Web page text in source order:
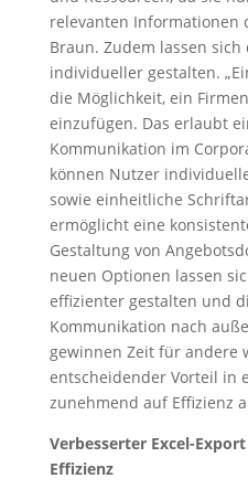
relevanten Informationen
Braun. Zudem lassen sich
individueller gestalten.
die Möglichkeit, ein
einzufügen. Das erlaubt
Kommunikation im
können Nutzer
sowie einheitliche
ermöglicht eine
Gestaltung von
neuen Optionen lassen
effizienter gestalten und
Kommunikation nach
gewinnen Zeit für andere
entscheidender Vorteil in
zunehmend auf Effizienz
Verbesserter Excel-
Effizienz